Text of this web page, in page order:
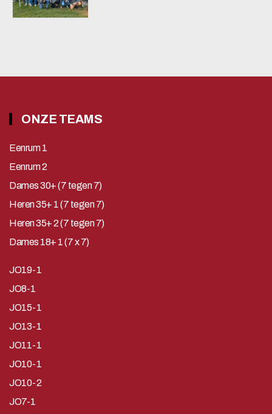
ONZE TEAMS
Eenrum 1
Eenrum 2
Dames 30+ (7 tegen 7)
Heren 35+ 1 (7 tegen 7)
Heren 35+ 2 (7 tegen 7)
Dames 18+ 1 (7 x 7)
JO19-1
JO8-1
JO15-1
JO13-1
JO11-1
JO10-1
JO10-2
JO7-1